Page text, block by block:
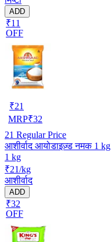
ADD
₹11
OFF
₹21
MRP₹32
21 Regular Price
आशीर्वाद आयोडाइज़्ड नमक 1 kg
1 kg
₹21/kg
आशीर्वाद
ADD
₹32
OFF